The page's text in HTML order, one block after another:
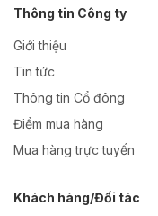
Thông tin Công ty
Giới thiệu
Tin tức
Thông tin Cổ đông
Điểm mua hàng
Mua hàng trực tuyến
Khách hàng/Đối tác